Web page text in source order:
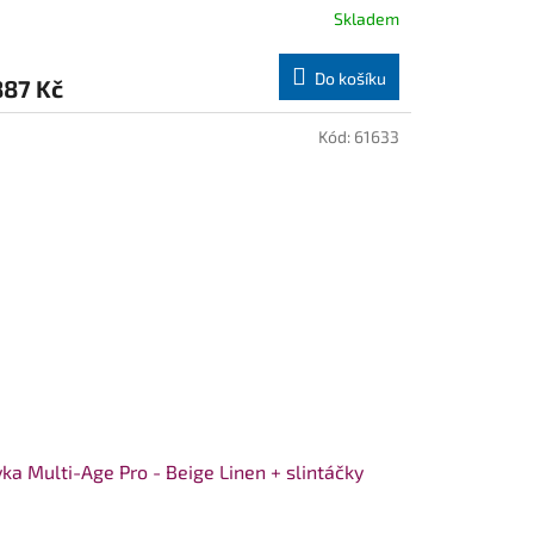
Skladem
Kč Do košíku
Multi-Age Pro - Beige Linen + slintáčky
Kód: 61633